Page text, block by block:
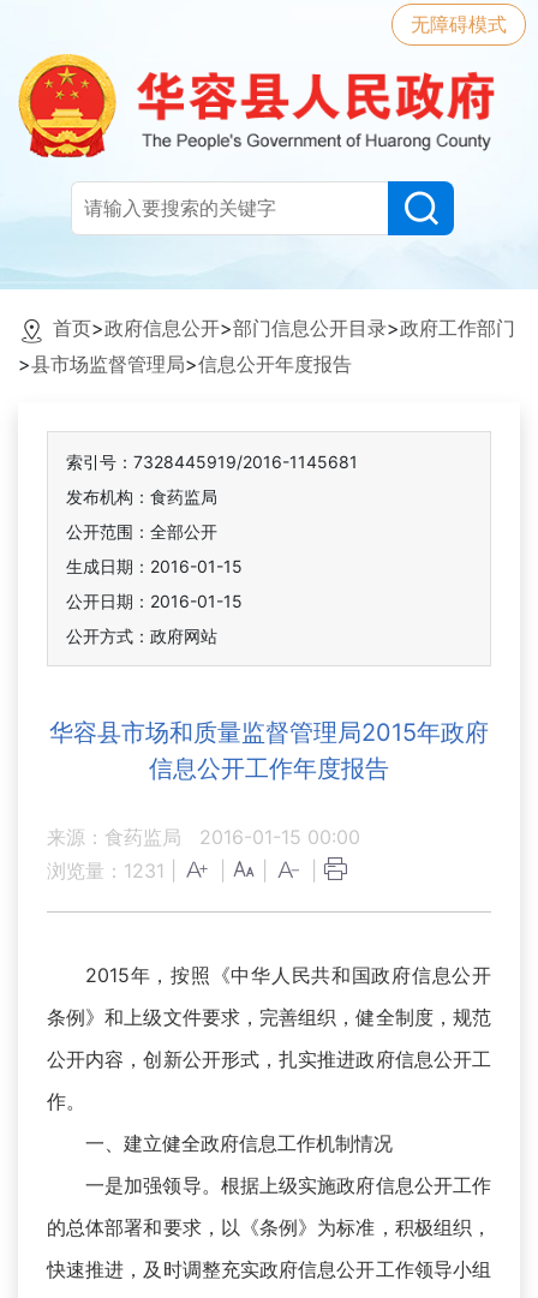
无障碍模式
首页>政府信息公开>部门信息公开目录>政府工作部门
>县市场监督管理局>信息公开年度报告
索引号：7328445919/2016-1145681
发布机构：食药监局
公开范围：全部公开
生成日期：2016-01-15
公开日期：2016-01-15
公开方式：政府网站
华容县市场和质量监督管理局2015年政府
信息公开工作年度报告
来源：食药监局
2016-01-15 00:00
浏览量： 1231
2015年，按照《中华人民共和国政府信息公开
条例》和上级文件要求，完善组织，健全制度，规范
公开内容，创新公开形式，扎实推进政府信息公开工
作。
一、建立健全政府信息工作机制情况
一是加强领导。根据上级实施政府信息公开工作
的总体部署和要求，以《条例》为标准，积极组织，
快速推进，及时调整充实政府信息公开工作领导小组